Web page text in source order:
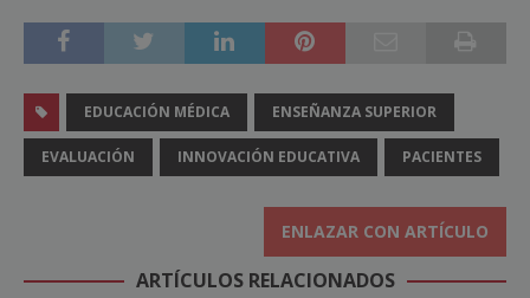
EDUCACIÓN MÉDICA ENSEÑANZA SUPERIOR
EVALUACIÓN INNOVACIÓN EDUCATIVA PACIENTES
ENLAZAR CON ARTÍCULO
ARTÍCULOS RELACIONADOS